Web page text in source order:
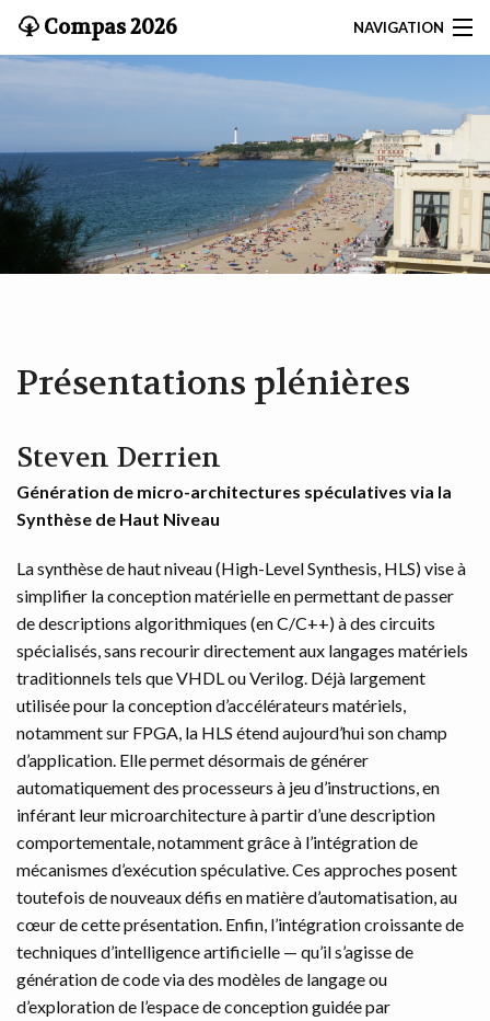
Compas 2026 NAVIGATION
KEYNOTES
PROGRAMME
TUTORIELS
RÉSUMÉS
Présentations plénières
Steven Derrien
Génération de micro-architectures spéculatives via la
Synthèse de Haut Niveau
La synthèse de haut niveau (High-Level Synthesis, HLS) vise à
simplifier la conception matérielle en permettant de passer
de descriptions algorithmiques (en C/C++) à des circuits
spécialisés, sans recourir directement aux langages matériels
traditionnels tels que VHDL ou Verilog. Déjà largement
utilisée pour la conception d’accélérateurs matériels,
notamment sur FPGA, la HLS étend aujourd’hui son champ
d’application. Elle permet désormais de générer
automatiquement des processeurs à jeu d’instructions, en
inférant leur microarchitecture à partir d’une description
comportementale, notamment grâce à l’intégration de
mécanismes d’exécution spéculative. Ces approches posent
toutefois de nouveaux défis en matière d’automatisation, au
cœur de cette présentation. Enfin, l’intégration croissante de
techniques d’intelligence artificielle — qu’il s’agisse de
génération de code via des modèles de langage ou
d’exploration de l’espace de conception guidée par